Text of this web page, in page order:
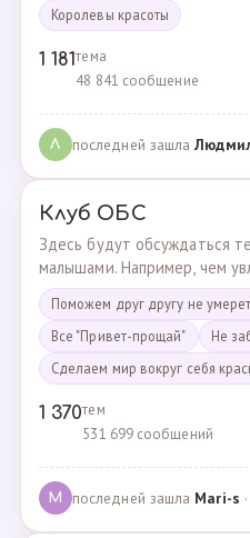
Королевы красоты
1 181тема
48 841 сообщение
Л последней зашла
Клуб ОБС
Здесь будут обсуждаться
малышами. Например, чем
Поможем друг другу не
Все "Привет-прощай"
Не
Сделаем мир вокруг себя
1 370тем
531 699 сообщений
M последней зашла Mari-s